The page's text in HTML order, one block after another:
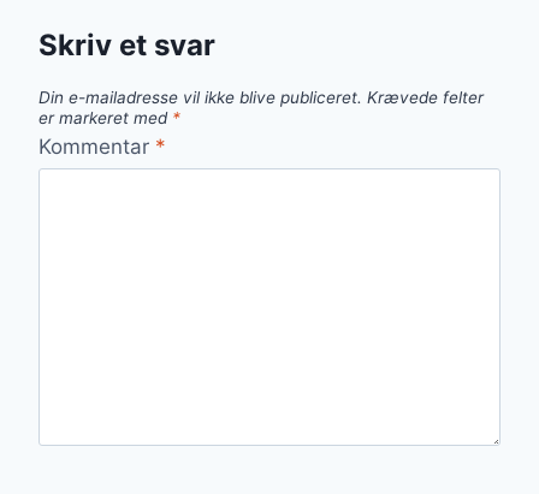
Skriv et svar
Din e-mailadresse vil ikke blive publiceret. Krævede felter
er markeret med *
Kommentar *